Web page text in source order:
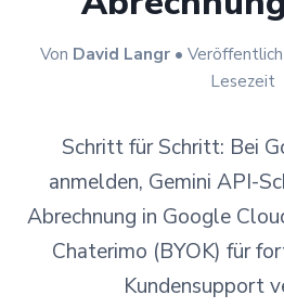
Von David Langr•
Lesezeit
Schritt für Schritt: Bei
anmelden, Gemini API-
Abrechnung in Google
Chaterimo (BYOK) für
Kundensupport